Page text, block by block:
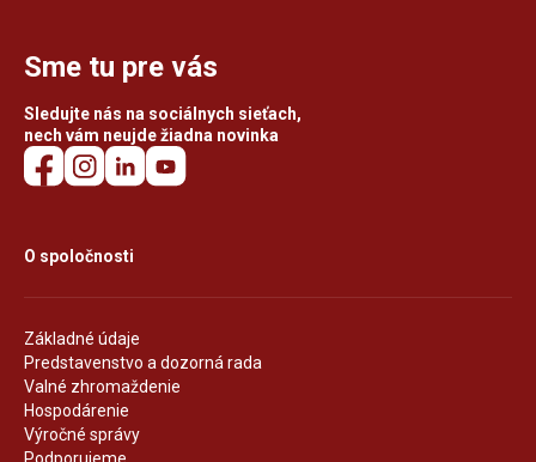
Sme tu pre vás
Sledujte nás na sociálnych sieťach,
nech vám neujde žiadna novinka
O spoločnosti
Základné údaje
Predstavenstvo a dozorná rada
Valné zhromaždenie
Hospodárenie
Výročné správy